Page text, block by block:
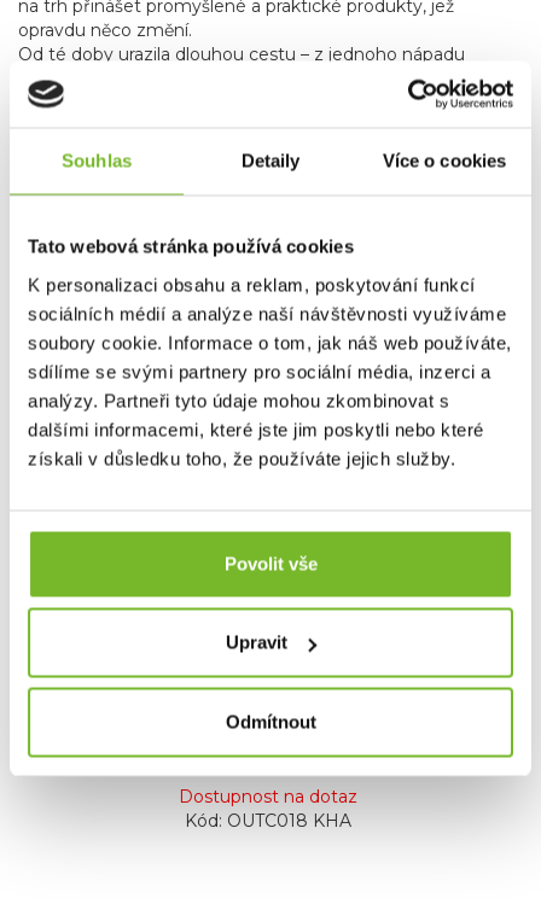
Souhlas Detaily Více o cookies
Tato webová stránka používá cookies
K personalizaci obsahu a reklam, poskytování funkcí
sociálních médií a analýze naší návštěvnosti využíváme
soubory cookie. Informace o tom, jak náš web používáte,
sdílíme se svými partnery pro sociální média, inzerci a
analýzy. Partneři tyto údaje mohou zkombinovat s
dalšími informacemi, které jste jim poskytli nebo které
získali v důsledku toho, že používáte jejich služby.
Povolit vše
Upravit
Odmítnout
na trh přinášet promyšlené a praktické produkty, jež
opravdu něco změní.
Od té doby urazila dlouhou cestu – z jednoho nápadu
vyrostla v značku s širokou nabídkou kvalitního vybavení
dostupného za férové ceny.
Dotaz
Mohlo by Vás zajímat
Dispersion Lounge T Shirt Womens M
LoungeJednoduché. Pohodl...
690 Kč
Dostupnost na dotaz
Kód: OUTC018 KHA